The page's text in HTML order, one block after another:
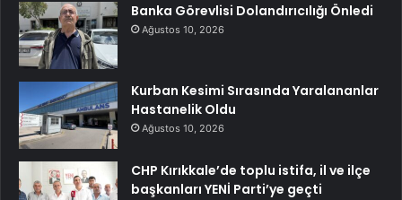
Banka Görevlisi Dolandırıcılığı Önledi
Ağustos 10, 2026
Kurban Kesimi Sırasında Yaralananlar
Hastanelik Oldu
Ağustos 10, 2026
CHP Kırıkkale’de toplu istifa, il ve ilçe
başkanları YENİ Parti’ye geçti